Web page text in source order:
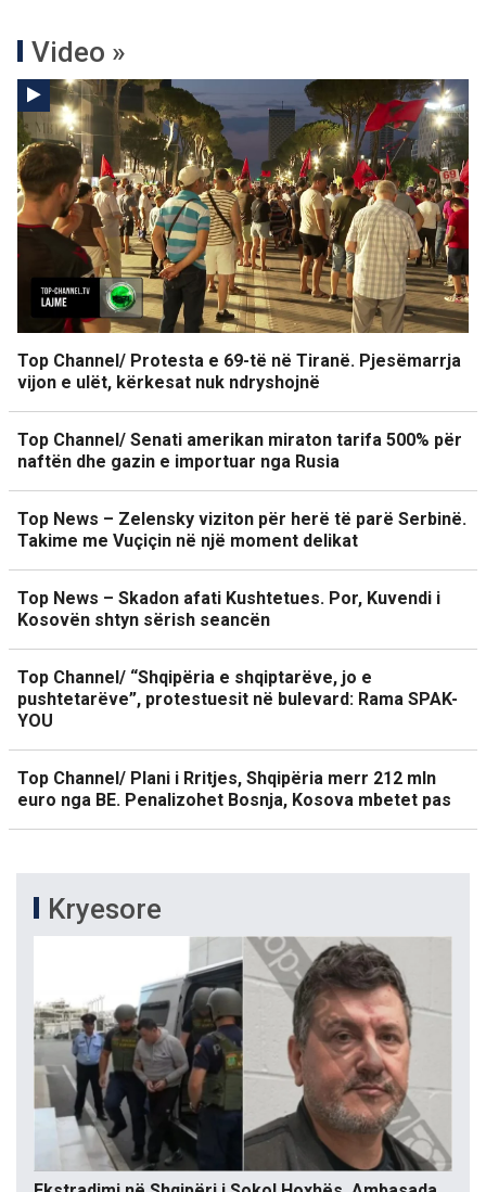
Video »
Top Channel/ Protesta e 69-të në Tiranë. Pjesëmarrja
vijon e ulët, kërkesat nuk ndryshojnë
Top Channel/ Senati amerikan miraton tarifa 500% për
naftën dhe gazin e importuar nga Rusia
Top News – Zelensky viziton për herë të parë Serbinë.
Takime me Vuçiçin në një moment delikat
Top News – Skadon afati Kushtetues. Por, Kuvendi i
Kosovën shtyn sërish seancën
Top Channel/ “Shqipëria e shqiptarëve, jo e
pushtetarëve”, protestuesit në bulevard: Rama SPAK-
YOU
Top Channel/ Plani i Rritjes, Shqipëria merr 212 mln
euro nga BE. Penalizohet Bosnja, Kosova mbetet pas
Kryesore